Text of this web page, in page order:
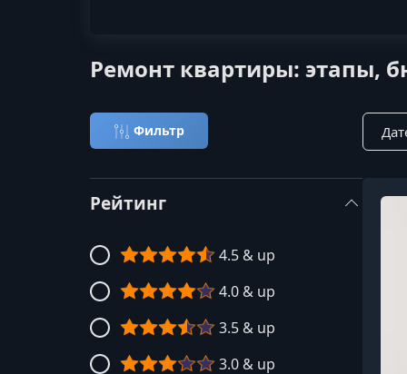
Ремонт квартиры: этапы,
Фильтр
Рейтинг
4.5 & up
4.0 & up
3.5 & up
3.0 & up